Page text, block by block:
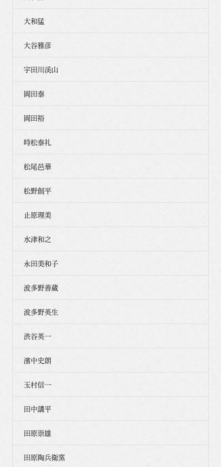
大和猛
大谷雅彦
宇田川渓山
岡田泰
岡田裕
時松泰礼
松尾邑華
松野創平
止原理美
水津和之
永田美和子
波多野善蔵
波多野英生
渋谷英一
濱中史朗
玉村信一
田中講平
田原崇雄
田原陶兵衛窯